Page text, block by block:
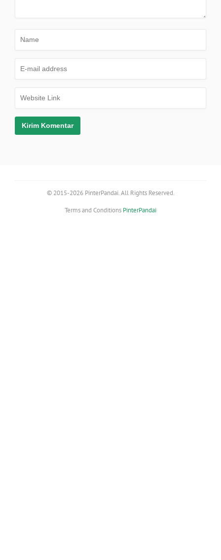
© 2015-2026 PinterPandai. All Rights Reserved.
Terms and Conditions PinterPandai